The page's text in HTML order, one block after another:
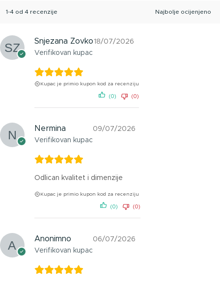
1-4 od 4 recenzije
Snjezana Zovko
Verifikovan kupac
18/07/2026
Kupac je primio kupon kod za recenziju
(0) (0)
Nermina
Verifikovan kupac
09/07/2026
Odlican kvalitet i dimenzije
Kupac je primio kupon kod za recenziju
(0) (0)
Anonimno
Verifikovan kupac
06/07/2026